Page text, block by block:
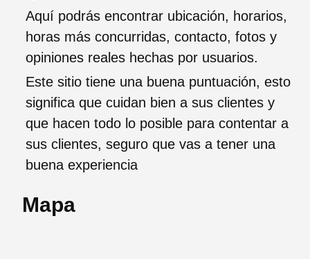
Aquí podrás encontrar ubicación, horarios,
horas más concurridas, contacto, fotos y
opiniones reales hechas por usuarios.
Este sitio tiene una buena puntuación, esto
significa que cuidan bien a sus clientes y
que hacen todo lo posible para contentar a
sus clientes, seguro que vas a tener una
buena experiencia
Mapa